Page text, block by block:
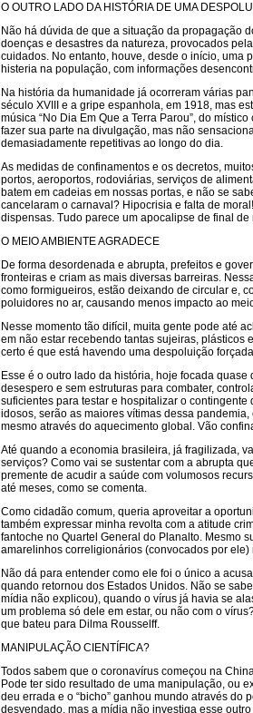
O OUTRO LADO DA HISTÓRIA DE UMA
Não há dúvida de que a situação da propagação
doenças e desastres da natureza, provocados
cuidados. No entanto, houve, desde o início, uma
histeria na população, com informações
Na história da humanidade já ocorreram várias
século XVIII e a gripe espanhola, em 1918, mas
música “No Dia Em Que a Terra Parou”, do
fazer sua parte na divulgação, mas não
demasiadamente repetitivas ao longo do dia.
As medidas de confinamentos e os decretos,
portos, aeroportos, rodoviárias, serviços de
batem em cadeias em nossas portas, e não se
cancelaram o carnaval? Hipocrisia e falta de
dispensas. Tudo parece um apocalipse de final de
O MEIO AMBIENTE AGRADECE
De forma desordenada e abrupta, prefeitos e
fronteiras e criam as mais diversas barreiras.
como formigueiros, estão deixando de circular e,
poluidores no ar, causando menos impacto ao
Nesse momento tão difícil, muita gente pode até
em não estar recebendo tantas sujeiras, plásticos
certo é que está havendo uma despoluição
Esse é o outro lado da história, hoje focada
desespero e sem estruturas para combater,
suficientes para testar e hospitalizar o
idosos, serão as maiores vítimas dessa
mesmo através do aquecimento global. Vão
Até quando a economia brasileira, já fragilizada,
serviços? Como vai se sustentar com a abrupta
premente de acudir a saúde com volumosos
até meses, como se comenta.
Como cidadão comum, queria aproveitar a
também expressar minha revolta com a atitude
fantoche no Quartel General do Planalto. Mesmo
amarelinhos correligionários (convocados por ele)
Não dá para entender como ele foi o único a
quando retornou dos Estados Unidos. Não se
mídia não explicou), quando o vírus já havia se
um problema só dele em estar, ou não com o
que bateu para Dilma Rousselff.
MANIPULAÇÃO CIENTÍFICA?
Todos sabem que o coronavírus começou na
Pode ter sido resultado de uma manipulação, ou
deu errada e o “bicho” ganhou mundo através do
desvendado, mas a mídia não investiga esse